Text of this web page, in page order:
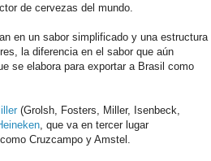
de cervezas del mundo.
en un sabor simplificado y una estructura
la diferencia en el sabor que aún
se elabora para exportar a Brasil como
(Grolsh, Fosters, Miller, Isenbeck,
, que va en tercer lugar
Cruzcampo y Amstel.